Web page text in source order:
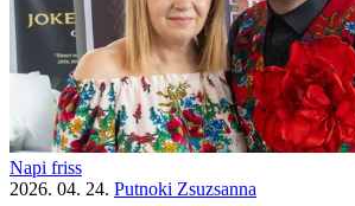
Napi friss
2026. 04. 24. Putnoki Zsuzsanna